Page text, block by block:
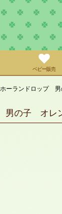
ベビー販売
ホーランドロップ
男の子 オレ